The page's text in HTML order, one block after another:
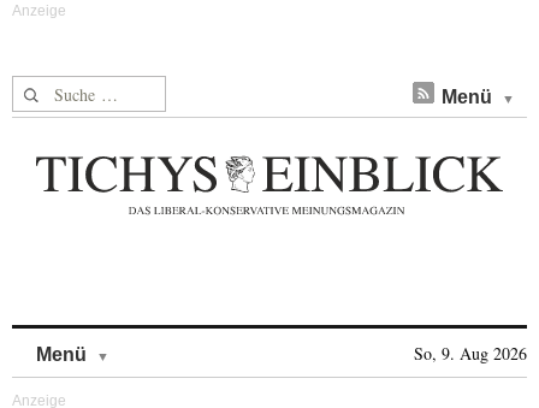
Suche nach: Menü
Menü So, 9. Aug 2026